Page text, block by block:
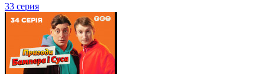
33 серия